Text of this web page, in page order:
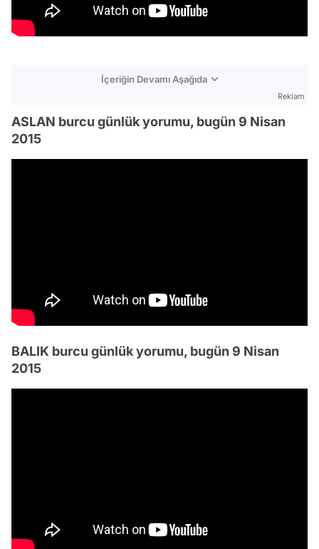
İçeriğin Devamı Aşağıda
Reklam
ASLAN burcu günlük yorumu, bugün 9 Nisan
2015
BALIK burcu günlük yorumu, bugün 9 Nisan
2015